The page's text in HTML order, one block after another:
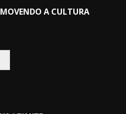
A CULTURA